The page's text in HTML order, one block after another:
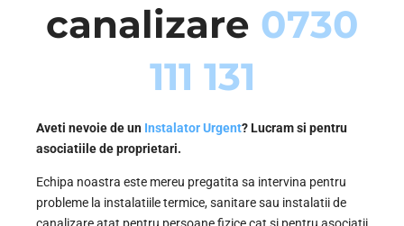
canalizare 0730
111 131
Aveti nevoie de un Instalator Urgent? Lucram si pentru
asociatiile de proprietari.
Echipa noastra este mereu pregatita sa intervina pentru
probleme la instalatiile termice, sanitare sau instalatii de